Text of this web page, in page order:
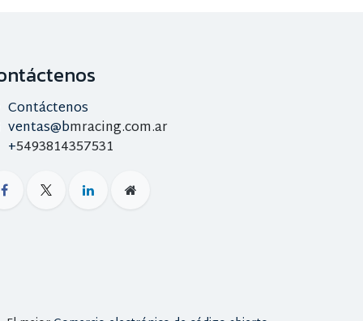
Contáctenos
ventas@bmracing.com.ar
+5493814357531